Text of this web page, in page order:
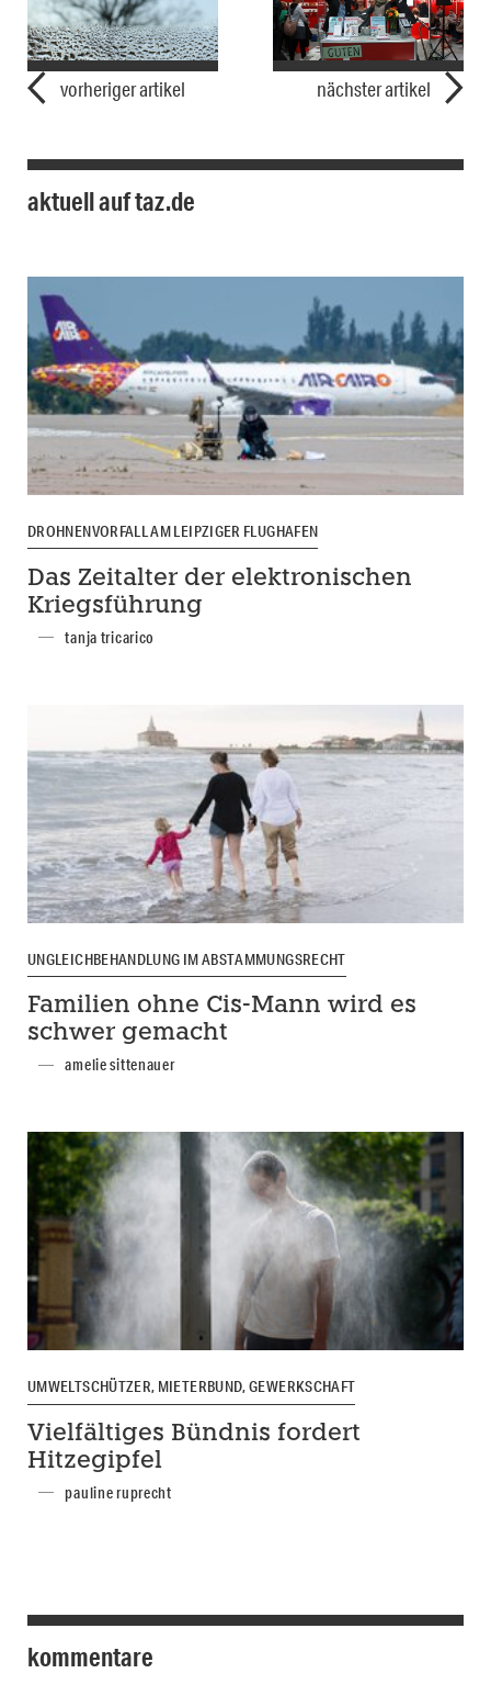
vorheriger artikel nächster artikel
aktuell auf taz.de
DROHNENVORFALL AM LEIPZIGER FLUGHAFEN
Das Zeitalter der elektronischen
Kriegsführung
tanja tricarico
UNGLEICHBEHANDLUNG IM ABSTAMMUNGSRECHT
Familien ohne Cis-Mann wird es
schwer gemacht
amelie sittenauer
UMWELTSCHÜTZER, MIETERBUND, GEWERKSCHAFT
Vielfältiges Bündnis fordert
Hitzegipfel
pauline ruprecht
kommentare